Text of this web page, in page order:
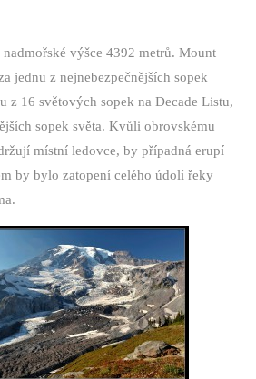
výšce 4392 metrů. Mount
jednu z nejnebezpečnějších sopek
z 16 světových sopek na Decade Listu,
sopek světa. Kvůli obrovskému
místní ledovce, by případná erupí
by bylo zatopení celého údolí řeky